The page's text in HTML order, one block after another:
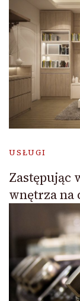
USŁUGI
Zastępując
wnętrza na